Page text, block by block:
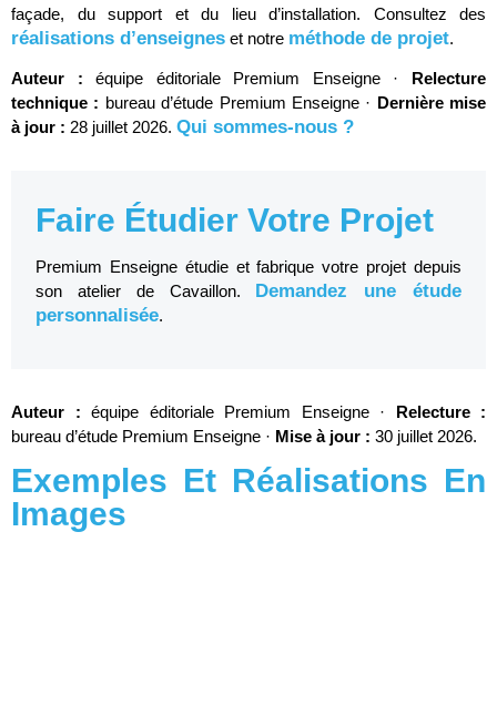
façade, du support et du lieu d’installation. Consultez des
réalisations d’enseignes et notre méthode de projet.
Auteur : équipe éditoriale Premium Enseigne · Relecture
technique : bureau d’étude Premium Enseigne · Dernière mise
à jour : 28 juillet 2026. Qui sommes-nous ?
Faire Étudier Votre Projet
Premium Enseigne étudie et fabrique votre projet depuis
son atelier de Cavaillon.
Demandez une étude
personnalisée.
Auteur : équipe éditoriale Premium Enseigne · Relecture :
bureau d’étude Premium Enseigne · Mise à jour : 30 juillet 2026.
Exemples Et Réalisations En
Images